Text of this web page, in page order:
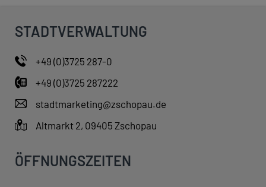
STADTVERWALTUNG
+49 (0)3725 287-0
+49 (0)3725 287222
stadtmarketing@zschopau.de
Altmarkt 2, 09405 Zschopau
ÖFFNUNGSZEITEN